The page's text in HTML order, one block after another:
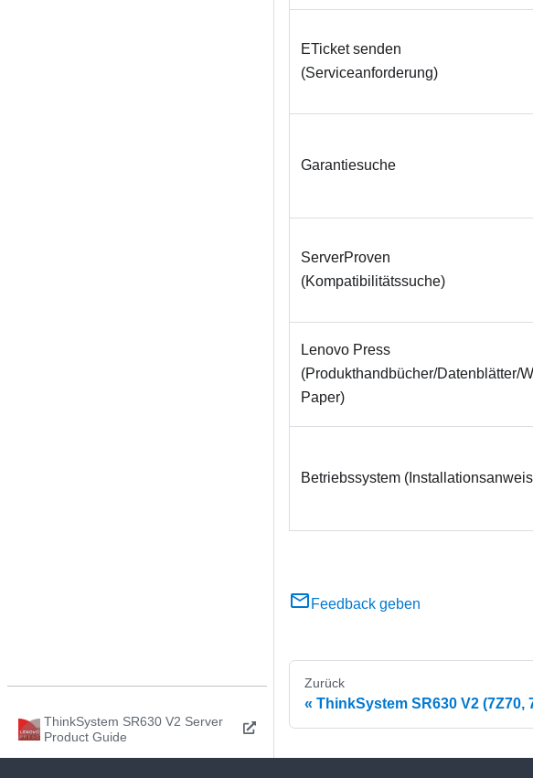
ThinkSystem SR630 V2 Server
Product Guide
ETicket senden
(Serviceanforderung)
Garantiesuche
ServerProven
(Kompatibilitätssuche)
Lenovo Press
(Produkthandbücher/Datenblätter/
Paper)
Betriebssystem
Feedback geben
Zurück
ThinkSystem SR630 V2 (7Z70,